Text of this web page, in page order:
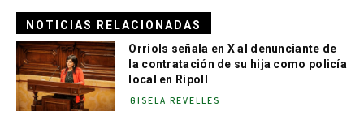
NOTICIAS RELACIONADAS
Orriols señala en X al denunciante de
la contratación de su hija como policía
local en Ripoll
GISELA REVELLES